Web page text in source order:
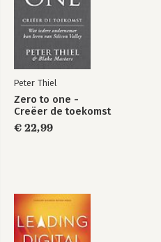
Bijlage A: Wat is jouw
Bijlage B: Bronnen en verdere
Over de auteurs
Dankwoord
Register
Peter Thiel
Zero to one -
Creëer de toekomst
€ 22,99